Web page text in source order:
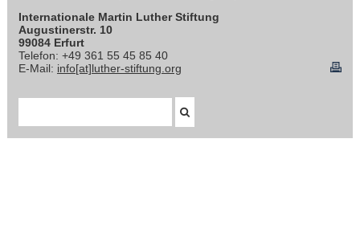
Internationale Martin Luther Stiftung
Augustinerstr. 10
99084 Erfurt
Telefon: +49 361 55 45 85 40
E-Mail: info[at]luther-stiftung.org